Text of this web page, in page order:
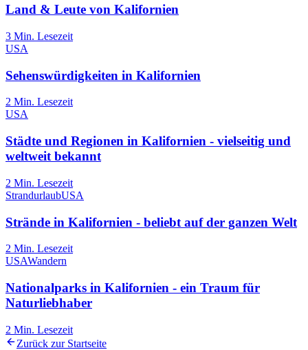
Land & Leute von Kalifornien
3 Min. Lesezeit
USA
Sehenswürdigkeiten in Kalifornien
2 Min. Lesezeit
USA
Städte und Regionen in Kalifornien - vielseitig und
weltweit bekannt
2 Min. Lesezeit
StrandurlaubUSA
Strände in Kalifornien - beliebt auf der ganzen Welt
2 Min. Lesezeit
USAWandern
Nationalparks in Kalifornien - ein Traum für
Naturliebhaber
2 Min. Lesezeit
Zurück zur Startseite